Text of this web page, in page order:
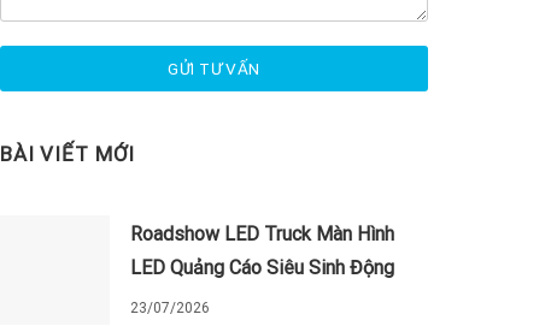
BÀI VIẾT MỚI
Roadshow LED Truck Màn Hình
LED Quảng Cáo Siêu Sinh Động
23/07/2026